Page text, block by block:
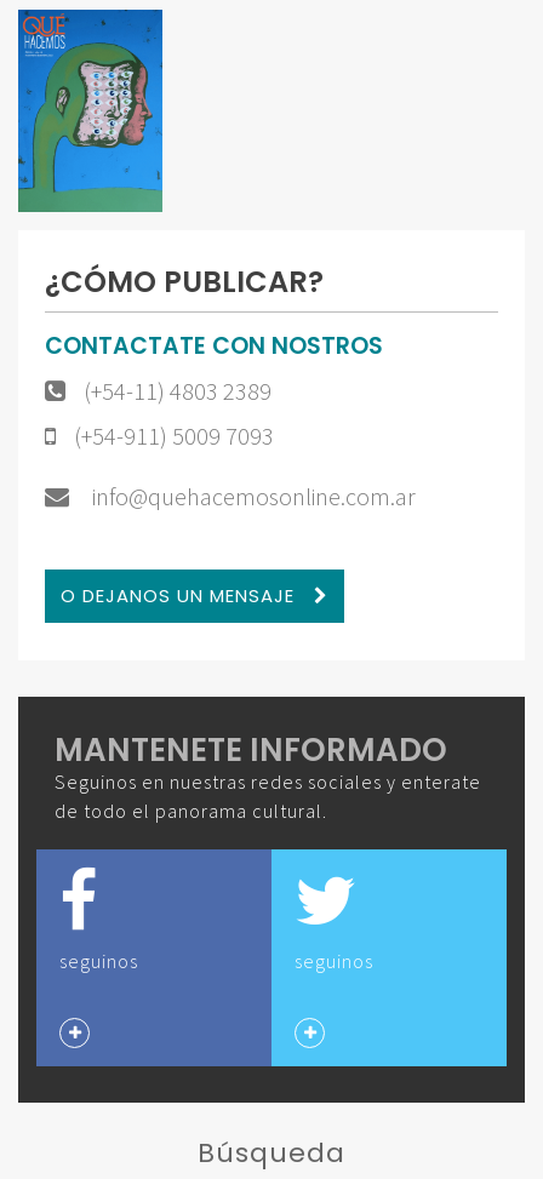
¿CÓMO PUBLICAR?
CONTACTATE CON NOSTROS
(+54-11) 4803 2389
(+54-911) 5009 7093
info@quehacemosonline.com.ar
O DEJANOS UN MENSAJE
MANTENETE INFORMADO
Seguinos en nuestras redes sociales y enterate
de todo el panorama cultural.
seguinos seguinos
Búsqueda